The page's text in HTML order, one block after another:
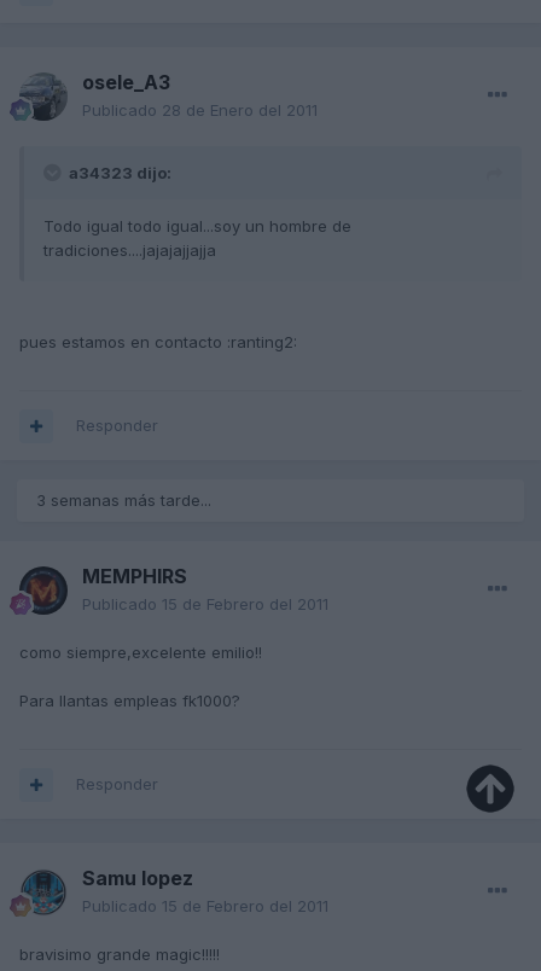
osele_A3
Publicado 28 de Enero del 2011
a34323 dijo:
Todo igual todo igual...soy un hombre de
tradiciones....jajajajjajja
pues estamos en contacto :ranting2:
Responder
3 semanas más tarde...
MEMPHIRS
Publicado 15 de Febrero del 2011
como siempre,excelente emilio!!
Para llantas empleas fk1000?
Responder
Samu lopez
Publicado 15 de Febrero del 2011
bravisimo grande magic!!!!!